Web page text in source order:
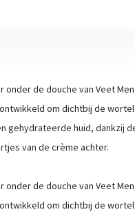
de douche van Veet
om dichtbij de
gehydrateerde huid, dankzij
van de crème achter.
de douche van Veet
om dichtbij de